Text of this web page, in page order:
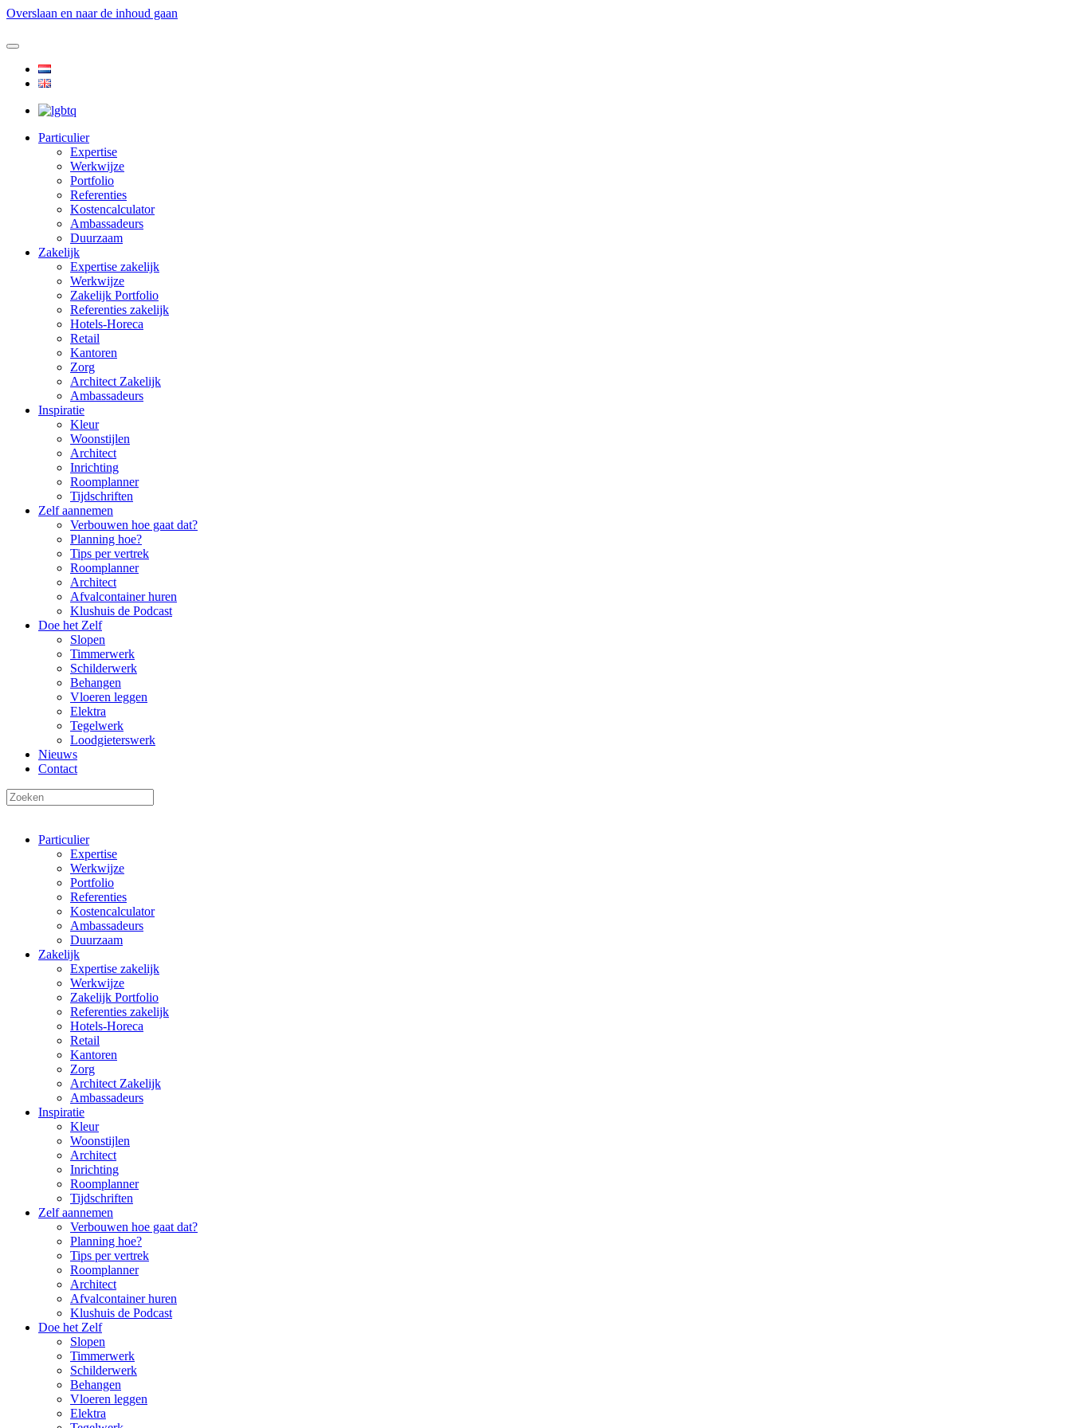
Overslaan en naar de inhoud gaan
Particulier
Expertise
Werkwijze
Portfolio
Referenties
Kostencalculator
Ambassadeurs
Duurzaam
Zakelijk
Expertise zakelijk
Werkwijze
Zakelijk Portfolio
Referenties zakelijk
Hotels-Horeca
Retail
Kantoren
Zorg
Architect Zakelijk
Ambassadeurs
Inspiratie
Kleur
Woonstijlen
Architect
Inrichting
Roomplanner
Tijdschriften
Zelf aannemen
Verbouwen hoe gaat dat?
Planning hoe?
Tips per vertrek
Roomplanner
Architect
Afvalcontainer huren
Klushuis de Podcast
Doe het Zelf
Slopen
Timmerwerk
Schilderwerk
Behangen
Vloeren leggen
Elektra
Tegelwerk
Loodgieterswerk
Nieuws
Contact
Particulier
Expertise
Werkwijze
Portfolio
Referenties
Kostencalculator
Ambassadeurs
Duurzaam
Zakelijk
Expertise zakelijk
Werkwijze
Zakelijk Portfolio
Referenties zakelijk
Hotels-Horeca
Retail
Kantoren
Zorg
Architect Zakelijk
Ambassadeurs
Inspiratie
Kleur
Woonstijlen
Architect
Inrichting
Roomplanner
Tijdschriften
Zelf aannemen
Verbouwen hoe gaat dat?
Planning hoe?
Tips per vertrek
Roomplanner
Architect
Afvalcontainer huren
Klushuis de Podcast
Doe het Zelf
Slopen
Timmerwerk
Schilderwerk
Behangen
Vloeren leggen
Elektra